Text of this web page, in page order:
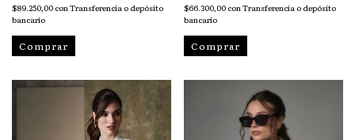
$89.250,00 conTransferencia o depósito
bancario
Comprar
$66.300,00 conTransferencia o depósito
bancario
Comprar